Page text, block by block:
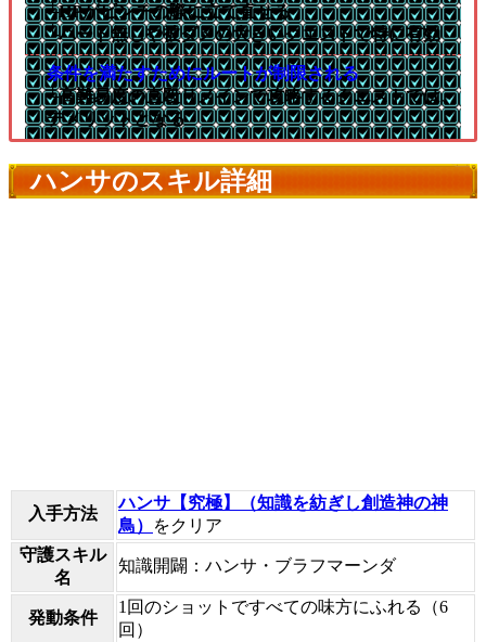
└HPがピンチの際に立て直せる
└ハート無しや被ダメの大きいクエストで特に有効
条件を満たすためにルートが制限される
└高難易度の直殴りメインで攻略するクエストでは、
デメリットとなる
ハンサのスキル詳細
入手方法
ハンサ【究極】（知識を紡ぎし創造神の神
鳥）
をクリア
守護スキル
名
知識開闢：ハンサ・ブラフマーンダ
発動条件
1回のショットですべての味方にふれる（6
回）